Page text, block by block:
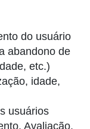
do usuário
abandono de
etc.)
idade,
usuários
Avaliação,